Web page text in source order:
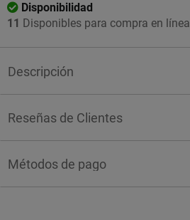
Disponibilidad
11 Disponibles para compra en línea
Descripción
Reseñas de Clientes
Métodos de pago